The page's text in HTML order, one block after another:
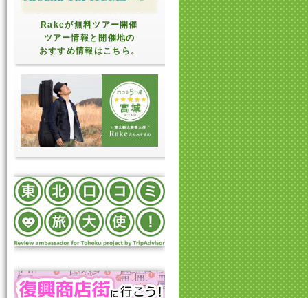
Rakeが無料ツアー開催
ツアー情報と開催地の
おすすめ情報はこちら。